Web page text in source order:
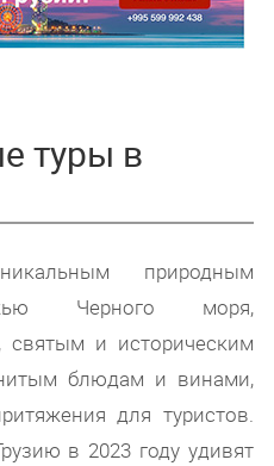
туры в
природным
Черного моря,
и историческим
блюдам и винами,
для туристов.
в 2023 году удивят